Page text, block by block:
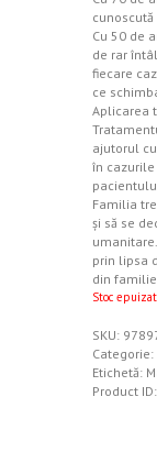
Cu 50 de
de rar
fiecare
ce
Aplicarea
ajutorul
în cazurile
Familia
şi să se
prin lipsa
din
Stoc epuizat
SKU:
Categorie:
Etichetă:
Product ID: